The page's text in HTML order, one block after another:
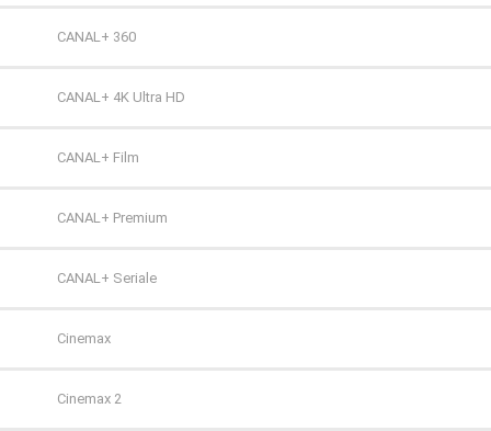
TVP HD
TVP Kultura
TVP Kultura 2
TVP Polonia
TVS
WP
ZOOM
CANAL+ 360
CANAL+ 4K Ultra HD
CANAL+ Film
CANAL+ Premium
CANAL+ Seriale
Cinemax
Cinemax 2